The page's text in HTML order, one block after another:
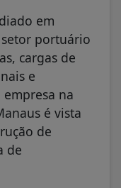
em
portuário
cargas de
e
na
é vista
de
de